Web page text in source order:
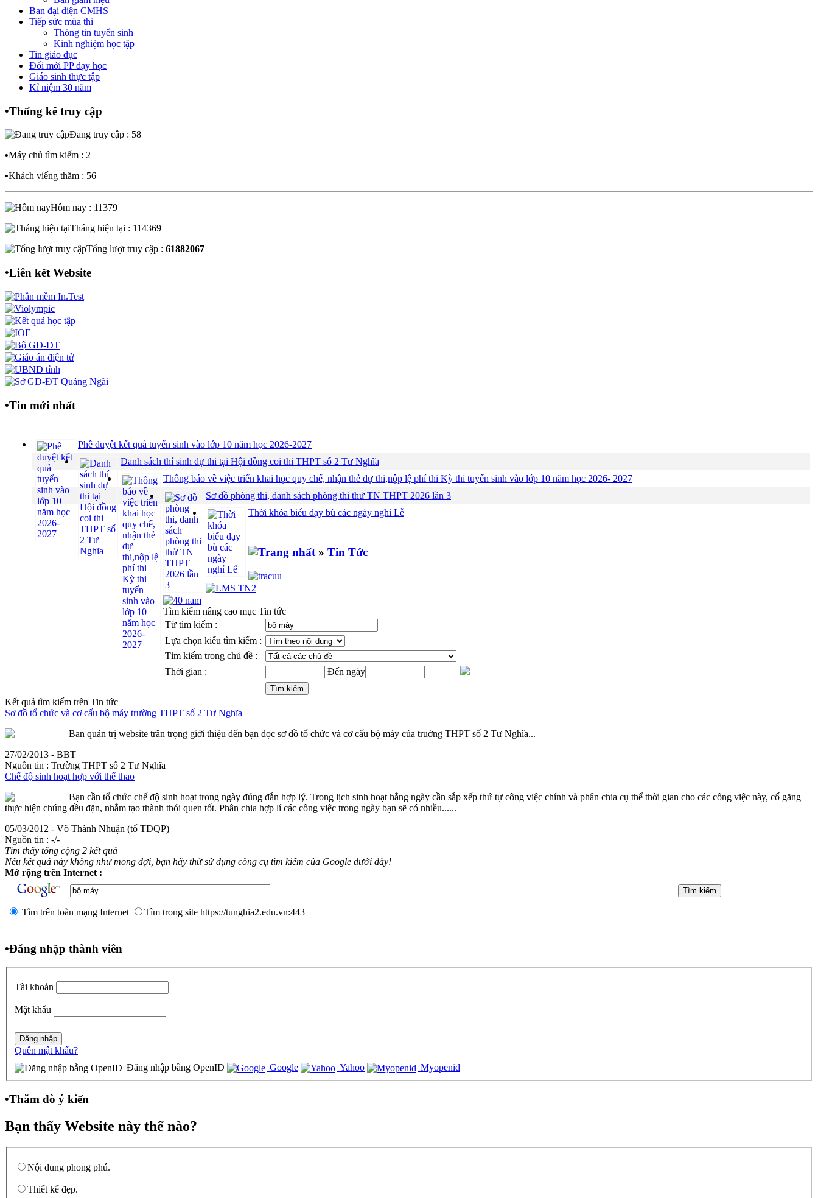
Ban đại diện CMHS
Tiếp sức mùa thi
Thông tin tuyển sinh
Kinh nghiệm học tập
Tin giáo dục
Đổi mới PP dạy học
Giáo sinh thực tập
Kỉ niệm 30 năm
•Thống kê truy cập
Đang truy cập : 58
•Máy chủ tìm kiếm : 2
•Khách viếng thăm : 56
Hôm nay : 11379
Tháng hiện tại : 114369
Tổng lượt truy cập : 61882067
•Liên kết Website
•Tin mới nhất
Phê duyệt kết quả tuyển sinh vào lớp 10 năm học 2026-2027
Danh sách thí sinh dự thi tại Hội đồng coi thi THPT số 2 Tư Nghĩa
Thông báo về việc triển khai học quy chế, nhận thẻ dự thi,nộp lệ phí thi Kỳ thi tuyển sinh vào lớp 10 năm học 2026- 2027
Sơ đồ phòng thi, danh sách phòng thi thử TN THPT 2026 lần 3
Thời khóa biểu dạy bù các ngày nghỉ Lễ
» Tin Tức
Tìm kiếm nâng cao mục Tin tức
Từ tìm kiếm :
Lựa chọn kiểu tìm kiếm :
Tìm kiếm trong chủ đề :
Thời gian :
Đến ngày
Kết quả tìm kiếm trên Tin tức
Sơ đồ tổ chức và cơ cấu bộ máy trường THPT số 2 Tư Nghĩa
Ban quản trị website trân trọng giới thiệu đến bạn đọc sơ đồ tổ chức và cơ cấu bộ máy của truờng THPT số 2 Tư Nghĩa...
27/02/2013 - BBT
Nguồn tin : Trường THPT số 2 Tư Nghĩa
Chế độ sinh hoạt hợp với thể thao
Bạn cần tổ chức chế độ sinh hoạt trong ngày đúng đắn hợp lý. Trong lịch sinh hoạt hằng ngày cần sắp xếp thứ tự công việc chính và phân chia cụ thể thời gian cho các công việc này, cố găng
thực hiện chúng đều đặn, nhằm tạo thành thói quen tốt. Phân chia hợp lí các công việc trong ngày bạn sẽ có nhiều......
05/03/2012 - Võ Thành Nhuận (tổ TDQP)
Nguồn tin : -/-
Tìm thấy tổng cộng 2 kết quả
Nếu kết quả này không như mong đợi, bạn hãy thử sử dụng công cụ tìm kiếm của Google dưới đây!
Mở rộng trên Internet :
Tìm trên toàn mạng Internet Tìm trong site https://tunghia2.edu.vn:443
•Đăng nhập thành viên
Tài khoản
Mật khẩu
Quên mật khẩu?
Đăng nhập bằng OpenID
Google Yahoo Myopenid
•Thăm dò ý kiến
Bạn thấy Website này thế nào?
Nội dung phong phú.
Thiết kế đẹp.